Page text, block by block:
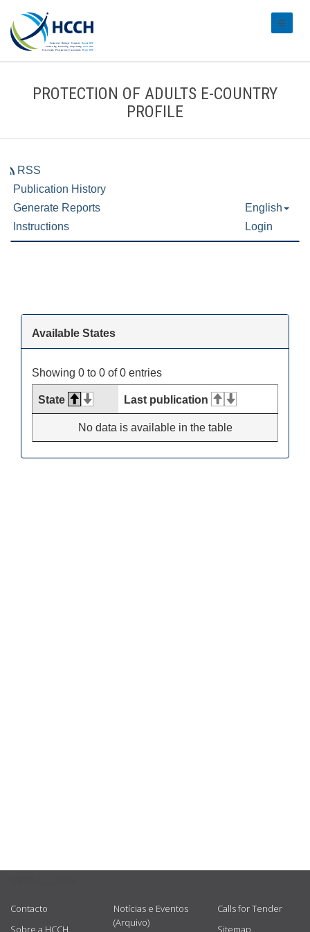
PROTECTION OF ADULTS E-COUNTRY
PROFILE
Contacto
Sobre a HCCH
Notícias e Eventos
(Arquivo)
Calls for Tender
Sitemap